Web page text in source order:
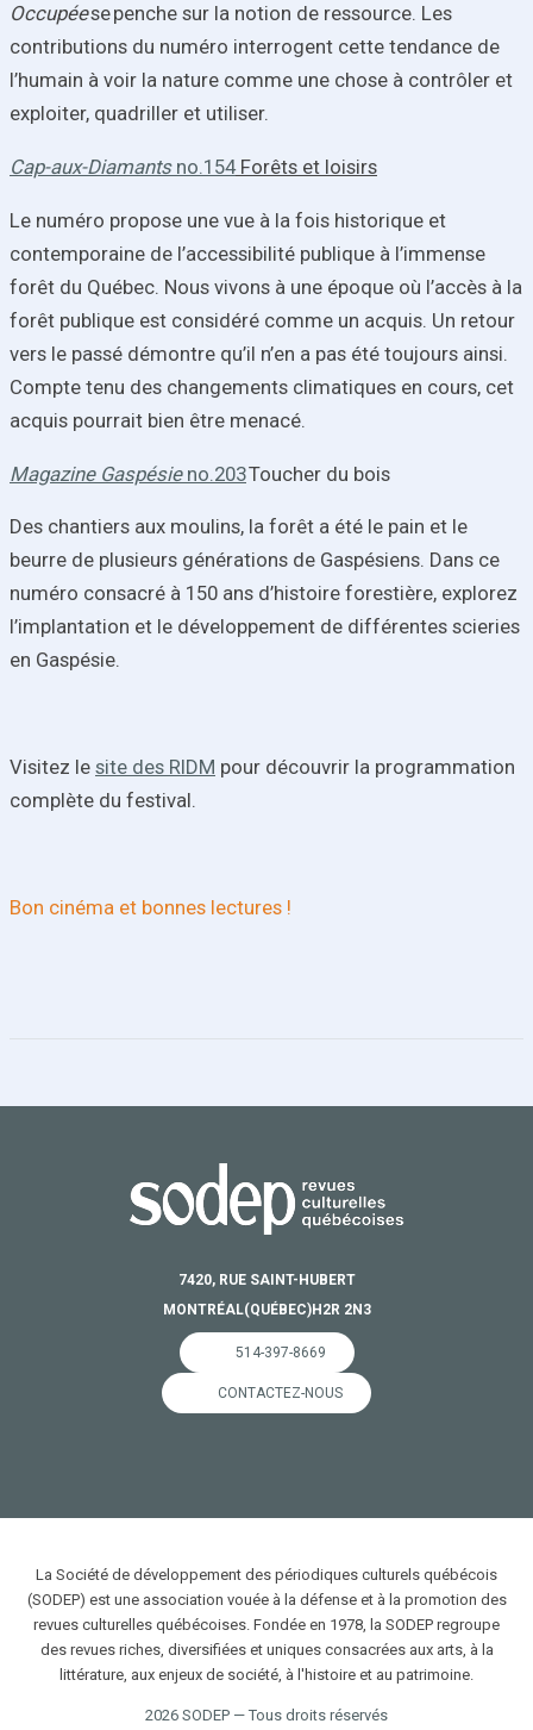
Occupéese penche sur la notion de ressource. Les
contributions du numéro interrogent cette tendance de
l’humain à voir la nature comme une chose à contrôler et
exploiter, quadriller et utiliser.
Cap-aux-Diamantsno.154Forêts et loisirs
Le numéro propose une vue à la fois historique et
contemporaine de l’accessibilité publique à l’immense
forêt du Québec. Nous vivons à une époque où l’accès à la
forêt publique est considéré comme un acquis. Un retour
vers le passé démontre qu’il n’en a pas été toujours ainsi.
Compte tenu des changements climatiques en cours, cet
acquis pourrait bien être menacé.
Magazine Gaspésieno.203Toucher du bois
Des chantiers aux moulins, la forêt a été le pain et le
beurre de plusieurs générations de Gaspésiens. Dans ce
numéro consacré à 150 ans d’histoire forestière, explorez
l’implantation et le développement de différentes scieries
en Gaspésie.
Visitez le site des RIDM pour découvrir la programmation
complète du festival.
Bon cinéma et bonnes lectures !
7420, RUE SAINT-HUBERT
MONTRÉAL(QUÉBEC)H2R 2N3
514-397-8669
CONTACTEZ-NOUS
La Société de développement des périodiques culturels québécois
(SODEP) est une association vouée à la défense et à la promotion des
revues culturelles québécoises. Fondée en 1978, la SODEP regroupe
des revues riches, diversifiées et uniques consacrées aux arts, à la
littérature, aux enjeux de société, à l'histoire et au patrimoine.
2026 SODEP — Tous droits réservés